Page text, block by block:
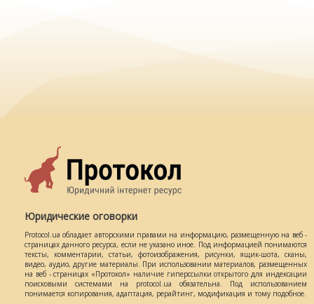
Юридические оговорки
Protocol.ua обладает авторскими правами на информацию, размещенную на веб -
страницах данного ресурса, если не указано иное. Под информацией понимаются
тексты, комментарии, статьи, фотоизображения, рисунки, ящик-шота, сканы,
видео, аудио, другие материалы. При использовании материалов, размещенных
на веб - страницах «Протокол» наличие гиперссылки открытого для индексации
поисковыми системами на protocol.ua обязательна. Под использованием
понимается копирования, адаптация, рерайтинг, модификация и тому подобное.